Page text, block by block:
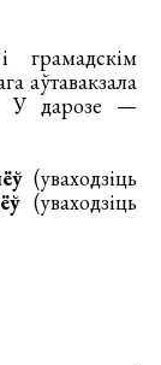
аўтавакзала
У дарозе —
(уваходзіць
(уваходзіць